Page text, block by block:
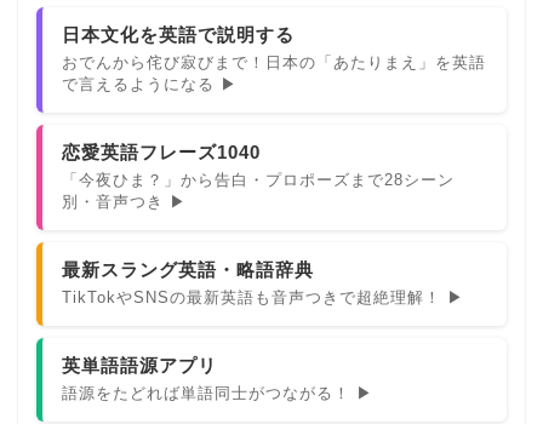
日本文化を英語で説明する
おでんから侘び寂びまで！日本の「あたりまえ」を英語
で言えるようになる ▶
恋愛英語フレーズ1040
「今夜ひま？」から告白・プロポーズまで28シーン
別・音声つき ▶
最新スラング英語・略語辞典
TikTokやSNSの最新英語も音声つきで超絶理解！ ▶
英単語語源アプリ
語源をたどれば単語同士がつながる！ ▶